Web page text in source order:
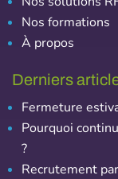
Nos formations
À propos
Derniers
Fermeture
Pourquoi
?
Recrutement